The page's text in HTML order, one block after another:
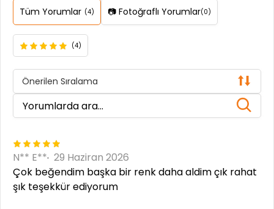
Tüm Yorumlar (4) 📷 Fotoğraflı Yorumlar(0)
(4)
Önerilen Sıralama
N** E** 29 Haziran 2026
Çok beğendim başka bir renk daha aldim çık rahat
şık teşekkür ediyorum